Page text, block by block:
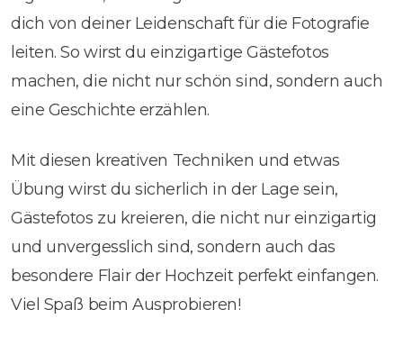
dich von deiner Leidenschaft für die Fotografie
leiten. So wirst du einzigartige Gästefotos
machen, die nicht nur schön sind, sondern auch
eine Geschichte erzählen.
Mit diesen kreativen Techniken und etwas
Übung wirst du sicherlich in der Lage sein,
Gästefotos zu kreieren, die nicht nur einzigartig
und unvergesslich sind, sondern auch das
besondere Flair der Hochzeit perfekt einfangen.
Viel Spaß beim Ausprobieren!